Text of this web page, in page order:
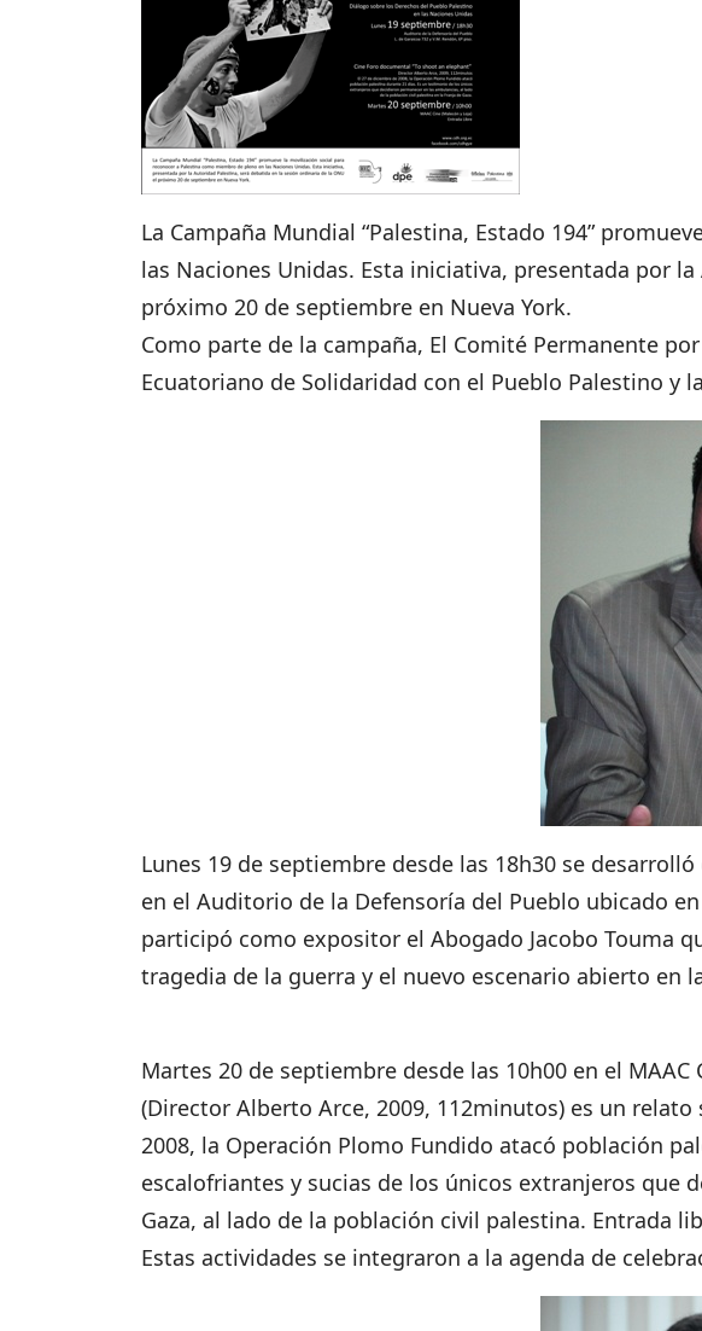
La Campaña Mundial “Palestina, Estado 194”
las Naciones Unidas. Esta iniciativa, presentada por
próximo 20 de septiembre en Nueva York.
Como parte de la campaña, El Comité Permanente
Ecuatoriano de Solidaridad con el Pueblo Palestino y
Lunes 19 de septiembre desde las 18h30 se
en el Auditorio de la Defensoría del Pueblo ubicado
participó como expositor el Abogado Jacobo Touma
tragedia de la guerra y el nuevo escenario abierto en
Martes 20 de septiembre desde las 10h00 en el
(Director Alberto Arce, 2009, 112minutos) es un
2008, la Operación Plomo Fundido atacó población
escalofriantes y sucias de los únicos extranjeros que
Gaza, al lado de la población civil palestina. Entrada
Estas actividades se integraron a la agenda de